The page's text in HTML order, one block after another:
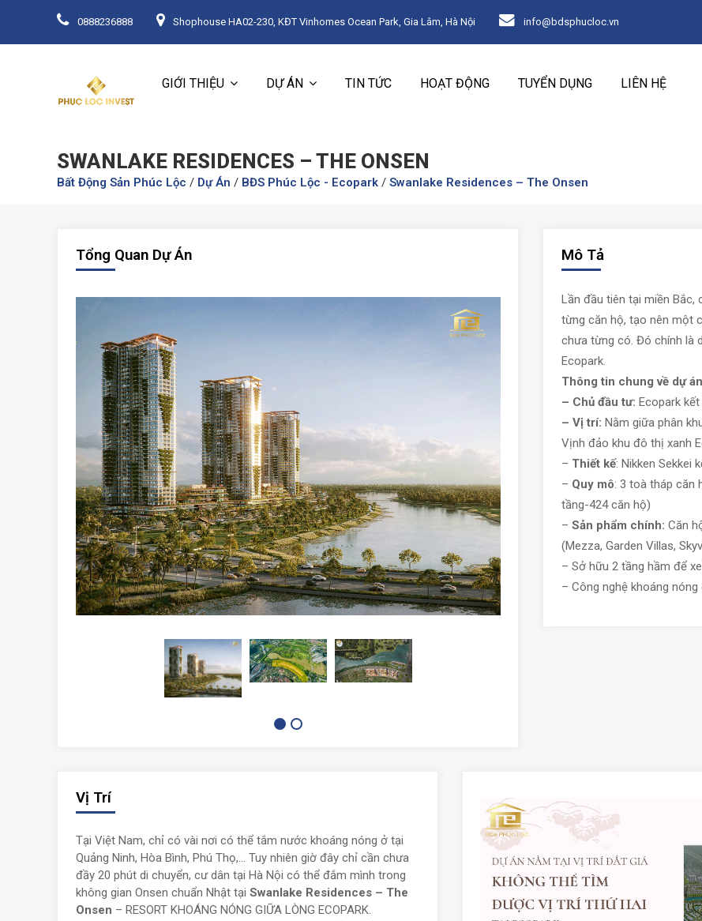
0888236888 Shophouse HA02-230, KĐT Vinhomes Ocean Park, Gia Lâm, Hà Nội info@bdsphucloc.vn
GIỚI THIỆU DỰ ÁN TIN TỨC HOẠT ĐỘNG TUYỂN DỤNG LIÊN HỆ
SWANLAKE RESIDENCES – THE ONSEN
Bất Động Sản Phúc Lộc / Dự Án / BĐS Phúc Lộc - Ecopark / Swanlake Residences – The Onsen
Tổng Quan Dự Án Mô Tả
Lần đầu tiên tại miền
từng căn hộ, tạo nên một
chưa từng có. Đó chính là
Ecopark.
Thông tin chung về dự
– Chủ đầu tư: Ecopark
– Vị trí: Nằm giữa phân
Vịnh đảo khu đô thị xanh
– Thiết kế: Nikken Sekkei
– Quy mô: 3 toà tháp căn
tầng-424 căn hộ)
– Sản phẩm chính: Căn
(Mezza, Garden Villas,
– Sở hữu 2 tầng hầm để
– Công nghệ khoáng
Vị Trí
Tại Việt Nam, chỉ có vài nơi có thể tắm nước khoáng nóng ở tại
Quảng Ninh, Hòa Bình, Phú Thọ,… Tuy nhiên giờ đây chỉ cần chưa
đầy 20 phút di chuyển, cư dân tại Hà Nội có thể đắm mình trong
không gian Onsen chuẩn Nhật tại Swanlake Residences – The
Onsen – RESORT KHOÁNG NÓNG GIỮA LÒNG ECOPARK.